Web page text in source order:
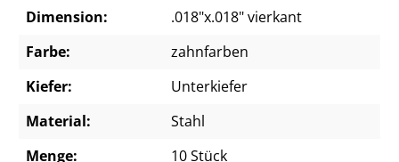
Dimension:
.018"x.018" vierkant
Farbe:
zahnfarben
Kiefer:
Unterkiefer
Material:
Stahl
Menge:
10 Stück